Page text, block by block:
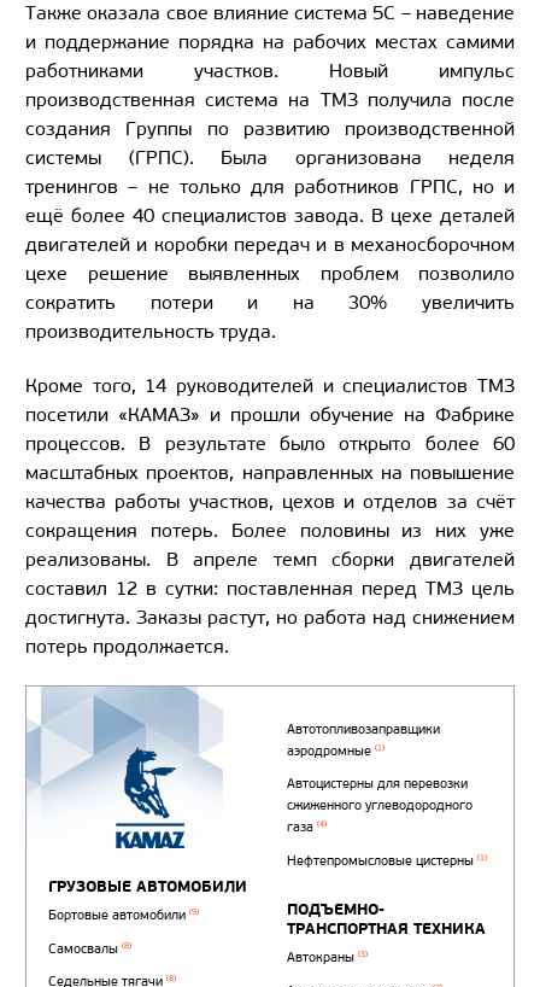
Также оказала свое влияние система 5С – наведение
и поддержание порядка на рабочих местах самими
работниками участков. Новый импульс
производственная система на ТМЗ получила после
создания Группы по развитию производственной
системы (ГРПС). Была организована неделя
тренингов – не только для работников ГРПС, но и
ещё более 40 специалистов завода. В цехе деталей
двигателей и коробки передач и в механосборочном
цехе решение выявленных проблем позволило
сократить потери и на 30% увеличить
производительность труда.
Кроме того, 14 руководителей и специалистов ТМЗ
посетили «КАМАЗ» и прошли обучение на Фабрике
процессов. В результате было открыто более 60
масштабных проектов, направленных на повышение
качества работы участков, цехов и отделов за счёт
сокращения потерь. Более половины из них уже
реализованы. В апреле темп сборки двигателей
составил 12 в сутки: поставленная перед ТМЗ цель
достигнута. Заказы растут, но работа над снижением
потерь продолжается.